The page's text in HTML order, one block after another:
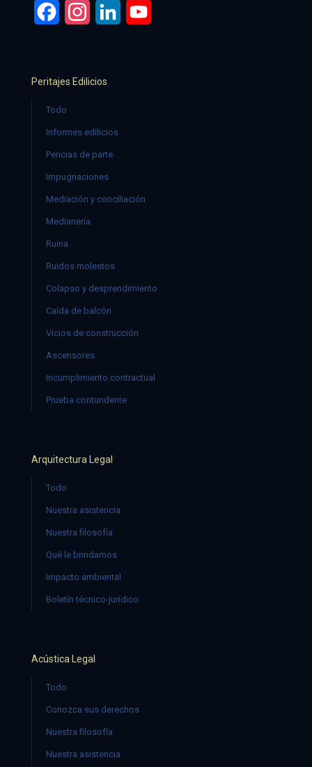
FacebookInstagramLinkedIn
Peritajes Edilicios
Todo
Informes edilicios
Pericias de parte
Impugnaciones
Mediación y conciliación
Medianería
Ruina
Ruidos molestos
Colapso y desprendimiento
Caída de balcón
Vicios de construcción
Ascensores
Incumplimiento contractual
Prueba contundente
Arquitectura Legal
Todo
Nuestra asistencia
Nuestra filosofía
Qué le brindamos
Impacto ambiental
Boletín técnico-jurídico
Acústica Legal
Todo
Conozca sus derechos
Nuestra filosofía
Nuestra asistencia